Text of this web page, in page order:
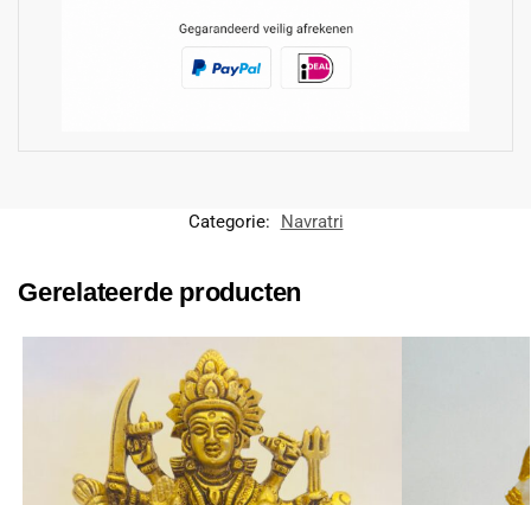
Categorie: Navratri
Gerelateerde producten